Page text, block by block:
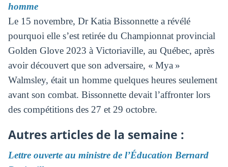
homme
Le 15 novembre, Dr Katia Bissonnette a révélé
pourquoi elle s’est retirée du Championnat provincial
Golden Glove 2023 à Victoriaville, au Québec, après
avoir découvert que son adversaire, « Mya »
Walmsley, était un homme quelques heures seulement
avant son combat. Bissonnette devait l’affronter lors
des compétitions des 27 et 29 octobre.
Autres articles de la semaine :
Lettre ouverte au ministre de l’Éducation Bernard